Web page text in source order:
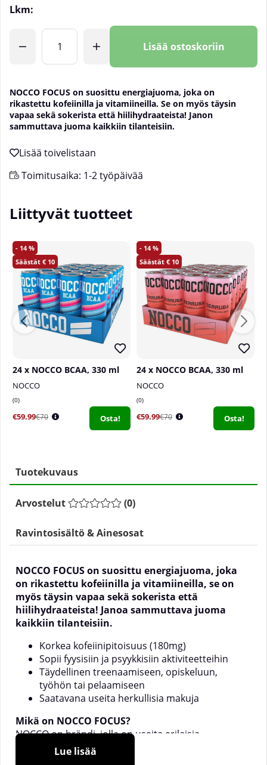
Lkm:
Lisää ostoskoriin
NOCCO FOCUS on suosittu energiajuoma, joka on
rikastettu kofeiinilla ja vitamiineilla. Se on myös täysin
vapaa sekä sokerista että hiilihydraateista! Janon
sammuttava juoma kaikkiin tilanteisiin.
Toimitusaika: 1-2 työpäivää
Liittyvät tuotteet
14
10
24 x NOCCO BCAA, 330 ml
NOCCO
0
€59.99€70 Osta!
14
10
24 x NOCCO BCAA, 330 ml
NOCCO
0
€59.99€70 Osta!
Tuotekuvaus
Arvostelut (0)
Ravintosisältö & Ainesosat
NOCCO FOCUS on suosittu energiajuoma, joka
on rikastettu kofeiinilla ja vitamiineilla, se on
myös täysin vapaa sekä sokerista että
hiilihydraateista! Janoa sammuttava juoma
kaikkiin tilanteisiin.
Korkea kofeiinipitoisuus (180mg)
Sopii fyysisiin ja psyykkisiin aktiviteetteihin
Täydellinen treenaamiseen, opiskeluun,
työhön tai pelaamiseen
Saatavana useita herkullisia makuja
Mikä on NOCCO FOCUS?
NOCCOon brändi, jolla on useita erilaisia
toiminnallisia juomia! NOCCO FOCUS on
Lue lisää